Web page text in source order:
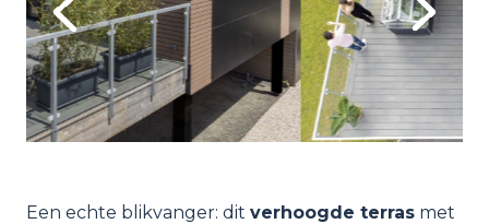
Previous Next
Een echte blikvanger: dit verhoogde terras met